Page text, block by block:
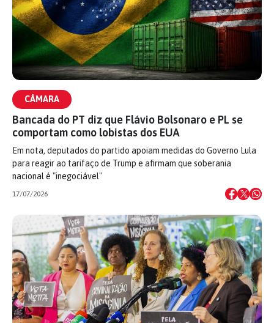
CÂMARA
Bancada do PT diz que Flávio Bolsonaro e PL se
comportam como lobistas dos EUA
Em nota, deputados do partido apoiam medidas do Governo Lula
para reagir ao tarifaço de Trump e afirmam que soberania
nacional é "inegociável"
17/07/2026